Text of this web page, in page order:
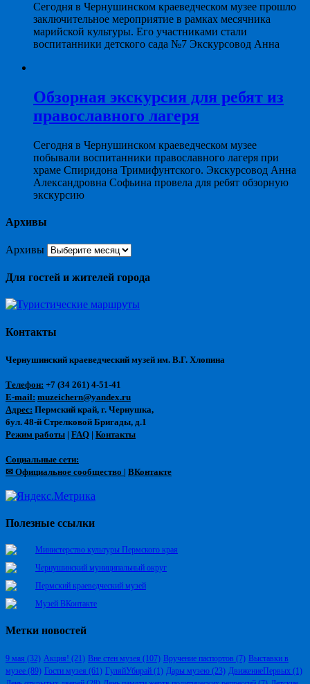
Сегодня в Чернушинском краеведческом музее прошло
заключительное мероприятие в рамках месячника
марийской культуры. Его участниками стали
воспитанники детского сада №7 Экскурсовод Анна
Обзорная экскурсия для ребят из
православного лагеря
Сегодня в Чернушинском краеведческом музее
побывали воспитанники православного лагеря при
храме Спиридона Тримифунтского. Экскурсовод Анна
Александровна Софьина провела для ребят обзорную
экскурсию
Архивы
Архивы
Для гостей и жителей города
Контакты
Чернушинский краеведческий музей им. В.Г. Хлопина
Телефон: +7 (34 261) 4-51-41
E-mail: muzeichern@yandex.ru
Адрес: Пермский край, г. Чернушка,
бул. 48-й Стрелковой Бригады, д.1
Режим работы | FAQ | Контакты
Социальные сети:
✉ Официальное сообщество | ВКонтакте
Полезные ссылки
Министерство культуры Пермского края
Чернушинский муниципальный округ
Пермский краеведческий музей
Музей ВКонтакте
Метки новостей
9 мая (32) Акция! (21) Вне стен музея (107) Вручение паспортов (7) Выставки в
музее (89) Гости музея (61) ГуляйУбирай (1) Дары музею (23) ДвижениеПервых (1)